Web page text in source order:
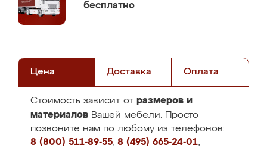
бесплатно
Цена Доставка Оплата
Стоимость зависит от размеров и
материалов Вашей мебели. Просто
позвоните нам по любому из телефонов:
8 (800) 511-89-55, 8 (495) 665-24-01,